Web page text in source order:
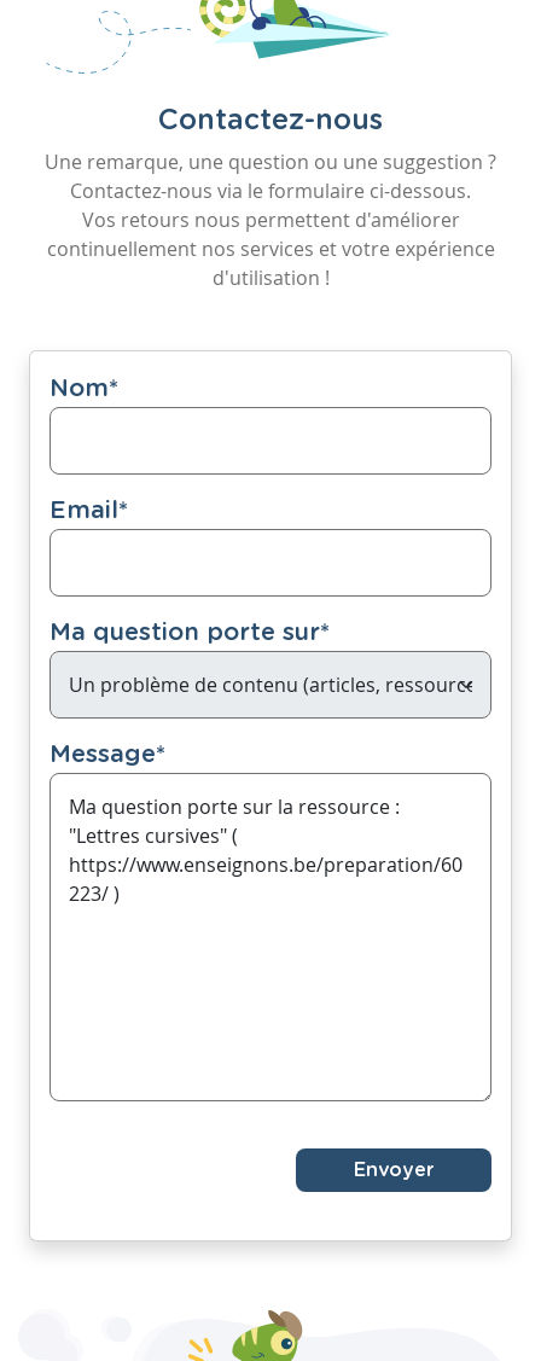
Contactez-nous
Une remarque, une question ou une suggestion ?
Contactez-nous via le formulaire ci-dessous.
Vos retours nous permettent d'améliorer
continuellement nos services et votre expérience
d'utilisation !
Nom*
Email*
Ma question porte sur*
Message*
Envoyer